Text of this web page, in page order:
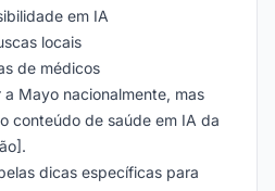
em IA
locais
de médicos
Mayo nacionalmente, mas
conteúdo de saúde em IA da
dicas específicas para